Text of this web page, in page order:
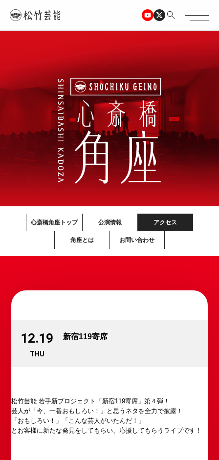
心斎橋角座トップ 公演情報 アクセス
角座とは お問い合わせ
12.19
THU
新宿119寄席
松竹芸能 若手新プロジェクト「新宿119寄席」第４弾！
芸人が「今、一番おもしろい！」と思うネタを全力で披露！
「おもしろい！」「こんな芸人がいたんだ！」
とお客様に新たな発見をしてもらい、応援してもらうライブです！